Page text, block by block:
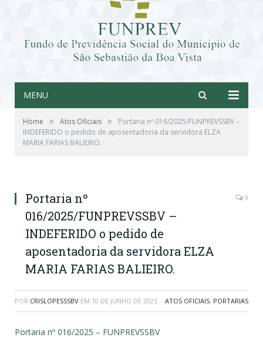
MENU
Home » Atos Oficiais »
Portaria nº 016/2025/FUNPREVSSBV –
INDEFERIDO o pedido de aposentadoria da servidora ELZA
MARIA FARIAS BALIEIRO.
Portaria nº
016/2025/FUNPREVSSBV –
INDEFERIDO o pedido de
aposentadoria da servidora ELZA
MARIA FARIAS BALIEIRO.
0
POR CRISLOPESSSBV EM 10 DE JUNHO DE 2025 ATOS OFICIAIS, PORTARIAS
Portaria nº 016/2025 – FUNPREVSSBV